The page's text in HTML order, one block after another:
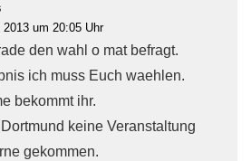
um 20:05 Uhr
den wahl o mat befragt.
ich muss Euch waehlen.
bekommt ihr.
keine Veranstaltung
gekommen.